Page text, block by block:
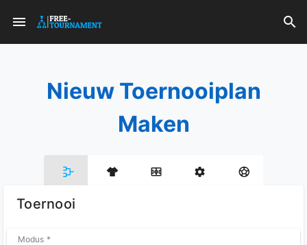
Nieuw Toernooiplan
Maken
Toernooi
Modus *